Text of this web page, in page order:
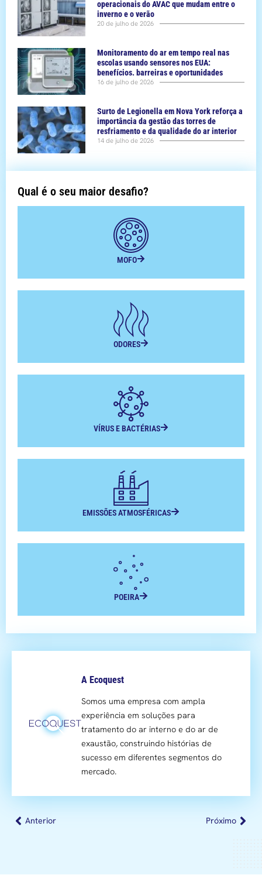
operacionais do AVAC que mudam entre o
inverno e o verão
20 de julho de 2026
Monitoramento do ar em tempo real nas
escolas usando sensores nos EUA:
benefícios. barreiras e oportunidades
16 de julho de 2026
Surto de Legionella em Nova York reforça a
importância da gestão das torres de
resfriamento e da qualidade do ar interior
14 de julho de 2026
Qual é o seu maior desafio?
MOFO
ODORES
VÍRUS E BACTÉRIAS
EMISSÕES ATMOSFÉRICAS
POEIRA
A Ecoquest
Somos uma empresa com ampla
experiência em soluções para
tratamento do ar interno e do ar de
exaustão, construindo histórias de
sucesso em diferentes segmentos do
mercado.
Anterior Próximo